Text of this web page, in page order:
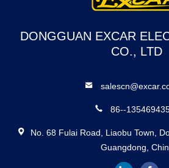
DONGGUAN EXCAR
CO., LTD
86--
No. 68 Fulai Road, Liaobu Town,
Guangdong,